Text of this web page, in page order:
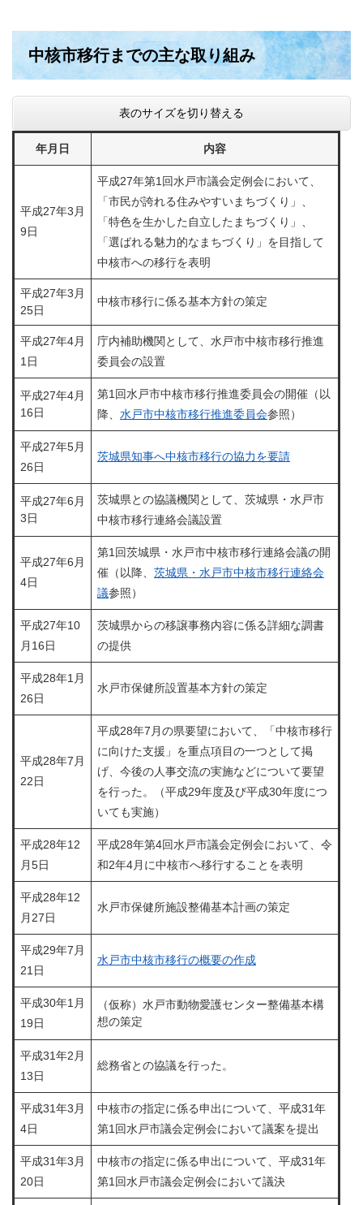
中核市移行までの主な取り組み
表のサイズを切り替える
年月日 内容
平成27年3月
9日
平成27年第1回水戸市議会定例会において、
「市民が誇れる住みやすいまちづくり」、
「特色を生かした自立したまちづくり」、
「選ばれる魅力的なまちづくり」を目指して
中核市への移行を表明
平成27年3月
25日
中核市移行に係る基本方針の策定
平成27年4月
1日
庁内補助機関として、水戸市中核市移行推進
委員会の設置
平成27年4月
16日
第1回水戸市中核市移行推進委員会の開催（以
降、 水戸市中核市移行推進委員会参照）
平成27年5月
26日
茨城県知事へ中核市移行の協力を要請
平成27年6月
3日
茨城県との協議機関として、茨城県・水戸市
中核市移行連絡会議設置
平成27年6月
4日
第1回茨城県・水戸市中核市移行連絡会議の開
催（以降、 茨城県・水戸市中核市移行連絡会
議参照）
平成27年10
月16日
茨城県からの移譲事務内容に係る詳細な調書
の提供
平成28年1月
26日
水戸市保健所設置基本方針の策定
平成28年7月
22日
平成28年7月の県要望において、「中核市移行
に向けた支援」を重点項目の一つとして掲
げ、今後の人事交流の実施などについて要望
を行った。（平成29年度及び平成30年度につ
いても実施）
平成28年12
月5日
平成28年第4回水戸市議会定例会において、令
和2年4月に中核市へ移行することを表明
平成28年12
月27日
水戸市保健所施設整備基本計画の策定
平成29年7月
21日
水戸市中核市移行の概要の作成
平成30年1月
19日
（仮称）水戸市動物愛護センター整備基本構
想の策定
平成31年2月
13日
総務省との協議を行った。
平成31年3月
4日
中核市の指定に係る申出について、平成31年
第1回水戸市議会定例会において議案を提出
平成31年3月
20日
中核市の指定に係る申出について、平成31年
第1回水戸市議会定例会において議決